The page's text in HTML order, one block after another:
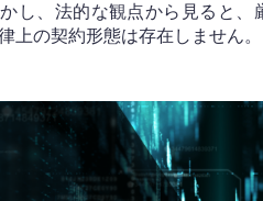
し、法的な観点から見ると、
上の契約形態は存在しません